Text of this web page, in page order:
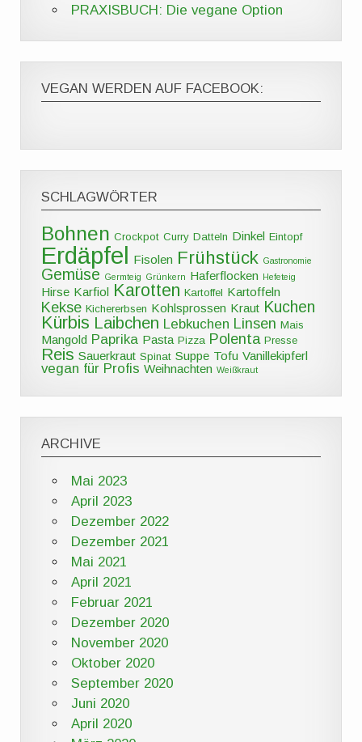
PRAXISBUCH: Die vegane Option
VEGAN WERDEN AUF FACEBOOK:
SCHLAGWÖRTER
Bohnen Crockpot Curry Datteln Dinkel Eintopf
Erdäpfel Fisolen Frühstück Gastronomie
Gemüse Germteig Grünkern Haferflocken Hefeteig
Hirse Karfiol Karotten Kartoffel Kartoffeln
Kekse Kichererbsen Kohlsprossen Kraut Kuchen
Kürbis Laibchen Lebkuchen Linsen Mais
Mangold Paprika Pasta Pizza Polenta Presse
Reis Sauerkraut Spinat Suppe Tofu Vanillekipferl
vegan für Profis Weihnachten Weißkraut
ARCHIVE
Mai 2023
April 2023
Dezember 2022
Dezember 2021
Mai 2021
April 2021
Februar 2021
Dezember 2020
November 2020
Oktober 2020
September 2020
Juni 2020
April 2020